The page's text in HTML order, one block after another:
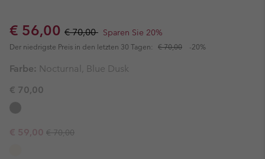
Sale price:
€ 56,00 Regular price:
€ 70,00 Sparen Sie 20%
Der niedrigste Preis in den letzten 30 Tagen: € 70,00 -20%
Farbe: Nocturnal, Blue Dusk
€ 70,00
Sale price:
€ 59,00 Regular price:
€ 70,00